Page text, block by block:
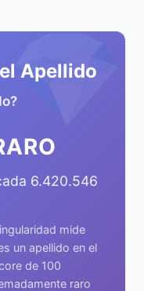
💎
Apellido
6.420.546
mide
un apellido en el
de 100
raro